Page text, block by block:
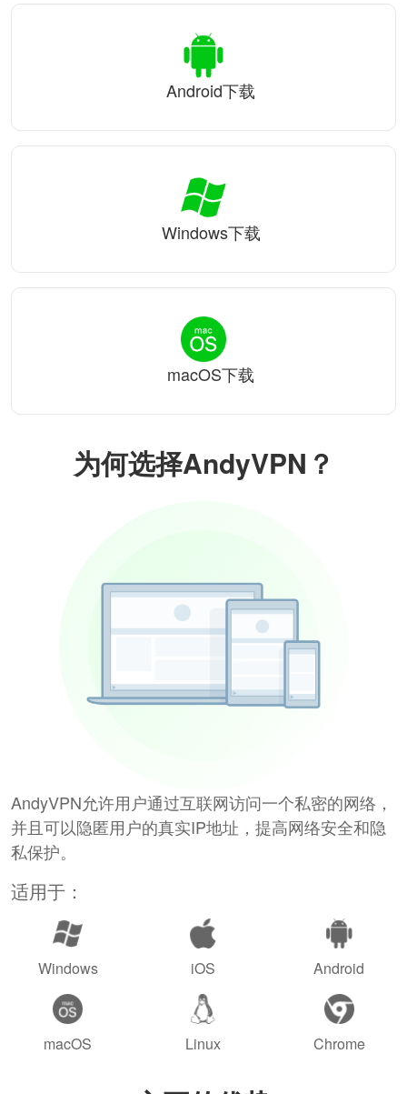
为何选择AndyVPN？
AndyVPN允许用户通过互联网访问一个私密的网络，
并且可以隐匿用户的真实IP地址，提高网络安全和隐
私保护。
适用于：
Windows iOS Android
macOS Linux Chrome
Android下载
Windows下载
macOS下载